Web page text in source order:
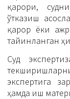
қарори,
ўтказиш
қарор ёки
тайинланган
Суд
экспертига
ҳамда иш